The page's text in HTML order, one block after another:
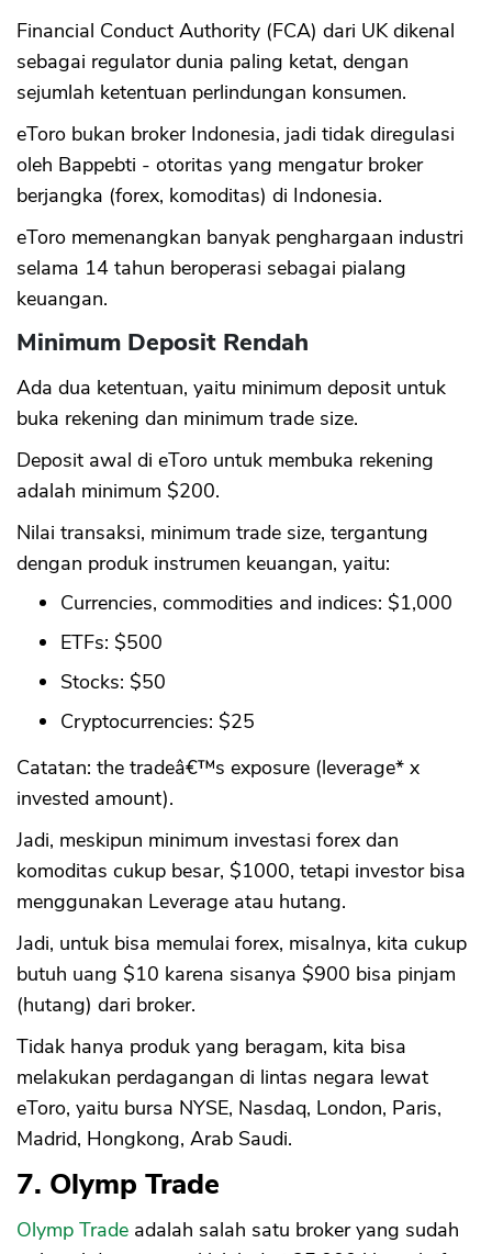
Financial Conduct Authority (FCA) dari UK dikenal
sebagai regulator dunia paling ketat, dengan
sejumlah ketentuan perlindungan konsumen.
eToro bukan broker Indonesia, jadi tidak diregulasi
oleh Bappebti - otoritas yang mengatur broker
berjangka (forex, komoditas) di Indonesia.
eToro memenangkan banyak penghargaan industri
selama 14 tahun beroperasi sebagai pialang
keuangan.
Minimum Deposit Rendah
Ada dua ketentuan, yaitu minimum deposit untuk
buka rekening dan minimum trade size.
Deposit awal di eToro untuk membuka rekening
adalah minimum $200.
Nilai transaksi, minimum trade size, tergantung
dengan produk instrumen keuangan, yaitu:
Currencies, commodities and indices: $1,000
ETFs: $500
Stocks: $50
Cryptocurrencies: $25
Catatan: the tradeâ€™s exposure (leverage* x
invested amount).
Jadi, meskipun minimum investasi forex dan
komoditas cukup besar, $1000, tetapi investor bisa
menggunakan Leverage atau hutang.
Jadi, untuk bisa memulai forex, misalnya, kita cukup
butuh uang $10 karena sisanya $900 bisa pinjam
(hutang) dari broker.
Tidak hanya produk yang beragam, kita bisa
melakukan perdagangan di lintas negara lewat
eToro, yaitu bursa NYSE, Nasdaq, London, Paris,
Madrid, Hongkong, Arab Saudi.
7. Olymp Trade
Olymp Trade adalah salah satu broker yang sudah